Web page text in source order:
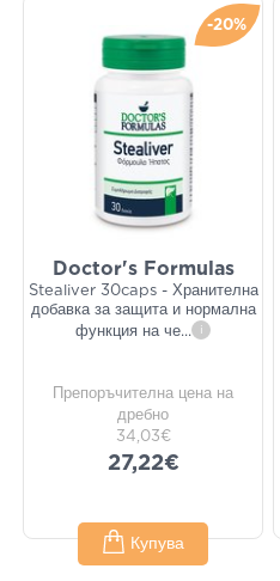
-20%
Doctor's Formulas
Stealiver 30caps - Хранителна
добавка за защита и нормална
функция на че... i
Препоръчителна цена на
дребно
34,03€
27,22€
Купува